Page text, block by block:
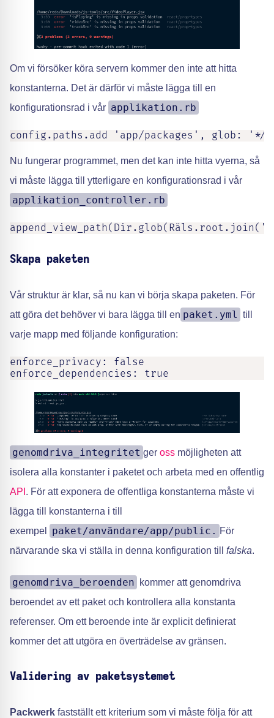
Om vi försöker köra servern kommer den inte att hitta
konstanterna. Det är därför vi måste lägga till en
konfigurationsrad i vår applikation.rb
config.paths.add 'app/packages', glob: '*/
Nu fungerar programmet, men det kan inte hitta vyerna, så
vi måste lägga till ytterligare en konfigurationsrad i vår
applikation_controller.rb
Skapa paketen
Vår struktur är klar, så nu kan vi börja skapa paketen. För
att göra det behöver vi bara lägga till en paket.yml
till
varje mapp med följande konfiguration:
enforce_privacy: false
enforce_dependencies: true
genomdriva_integritet ger oss möjligheten att
isolera alla konstanter i paketet och arbeta med en offentlig
API . För att exponera de offentliga konstanterna måste vi
lägga till konstanterna i till
exempel
paket/användare/app/public. För
närvarande ska vi ställa in denna konfiguration till falska.
genomdriva_beroenden
kommer att genomdriva
beroendet av ett paket och kontrollera alla konstanta
referenser. Om ett beroende inte är explicit definierat
kommer det att utgöra en överträdelse av gränsen.
Validering av paketsystemet
Packwerk fastställt ett kriterium som vi måste följa för att